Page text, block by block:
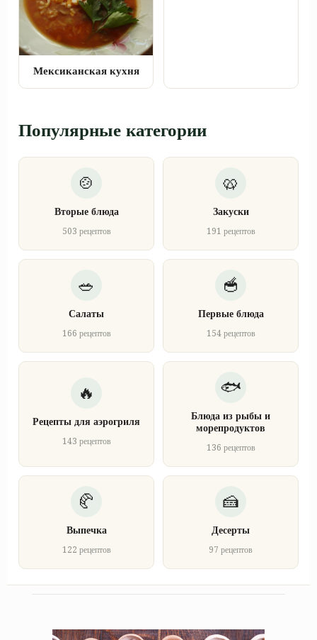
Мексиканская кухня
Популярные категории
Вторые блюда
503 рецептов
Закуски
191 рецептов
Салаты
166 рецептов
Первые блюда
154 рецептов
Рецепты для аэрогриля
143 рецептов
Блюда из рыбы и
морепродуктов
136 рецептов
Выпечка
122 рецептов
Десерты
97 рецептов